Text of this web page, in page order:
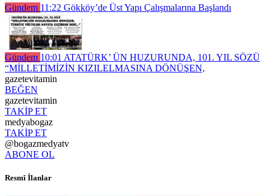
Gündem 11:22 Gökköy’de Üst Yapı Çalışmalarına Başlandı
Gündem 10:01 ATATÜRK’ ÜN HUZURUNDA, 101. YIL SÖZÜ
“MİLLETİMİZİN KIZILELMASINA DÖNÜŞEN,
gazetevitamin
BEĞEN
gazetevitamin
TAKİP ET
medyabogaz
TAKİP ET
@bogazmedyatv
ABONE OL
Resmî İlanlar